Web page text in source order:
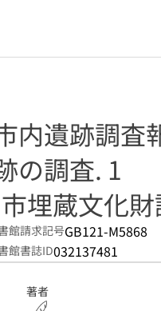
内遺跡調査
の調査. 1
埋蔵文化
館請求記号GB121-M5868
館書誌ID032137481
著者